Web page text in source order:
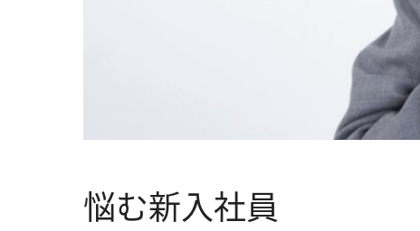
悩む新入社員